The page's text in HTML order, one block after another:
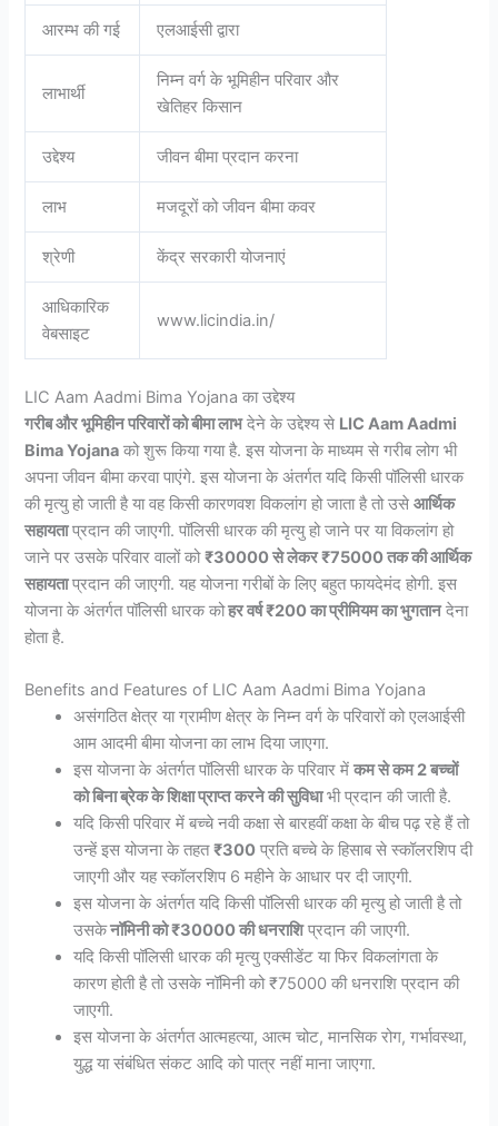
आरम्भ की गई एलआईसी द्वारा
लाभार्थी
निम्न वर्ग के भूमिहीन परिवार और
खेतिहर किसान
उद्देश्य जीवन बीमा प्रदान करना
लाभ मजदूरों को जीवन बीमा कवर
श्रेणी केंद्र सरकारी योजनाएं
आधिकारिक
वेबसाइट
www.licindia.in/
LIC Aam Aadmi Bima Yojana का उद्देश्य
गरीब और भूमिहीन परिवारों को बीमा लाभदेने के उद्देश्य से LIC Aam Aadmi
Bima Yojana को शुरू किया गया है. इस योजना के माध्यम से गरीब लोग भी
अपना जीवन बीमा करवा पाएंगे. इस योजना के अंतर्गत यदि किसी पॉलिसी धारक
की मृत्यु हो जाती है या वह किसी कारणवश विकलांग हो जाता है तो उसेआर्थिक
सहायताप्रदान की जाएगी. पॉलिसी धारक की मृत्यु हो जाने पर या विकलांग हो
जाने पर उसके परिवार वालों को₹30000 से लेकर ₹75000 तक की आर्थिक
सहायताप्रदान की जाएगी. यह योजना गरीबों के लिए बहुत फायदेमंद होगी. इस
योजना के अंतर्गत पॉलिसी धारक कोहर वर्ष ₹200 का प्रीमियम का भुगतानदेना
होता है.
Benefits and Features of LIC Aam Aadmi Bima Yojana
असंगठित क्षेत्र या ग्रामीण क्षेत्र के निम्न वर्ग के परिवारों को एलआईसी
आम आदमी बीमा योजना का लाभ दिया जाएगा.
इस योजना के अंतर्गत पॉलिसी धारक के परिवार मेंकम से कम 2 बच्चों
को बिना ब्रेक के शिक्षा प्राप्त करने की सुविधाभी प्रदान की जाती है.
यदि किसी परिवार में बच्चे नवी कक्षा से बारहवीं कक्षा के बीच पढ़ रहे हैं तो
उन्हें इस योजना के तहत₹300 प्रति बच्चे के हिसाब से स्कॉलरशिप दी
जाएगी और यह स्कॉलरशिप 6 महीने के आधार पर दी जाएगी.
इस योजना के अंतर्गत यदि किसी पॉलिसी धारक की मृत्यु हो जाती है तो
उसकेनॉमिनी को ₹30000 की धनराशिप्रदान की जाएगी.
यदि किसी पॉलिसी धारक की मृत्यु एक्सीडेंट या फिर विकलांगता के
कारण होती है तो उसके नॉमिनी को ₹75000 की धनराशि प्रदान की
जाएगी.
इस योजना के अंतर्गत आत्महत्या, आत्म चोट, मानसिक रोग, गर्भावस्था,
युद्ध या संबंधित संकट आदि को पात्र नहीं माना जाएगा.